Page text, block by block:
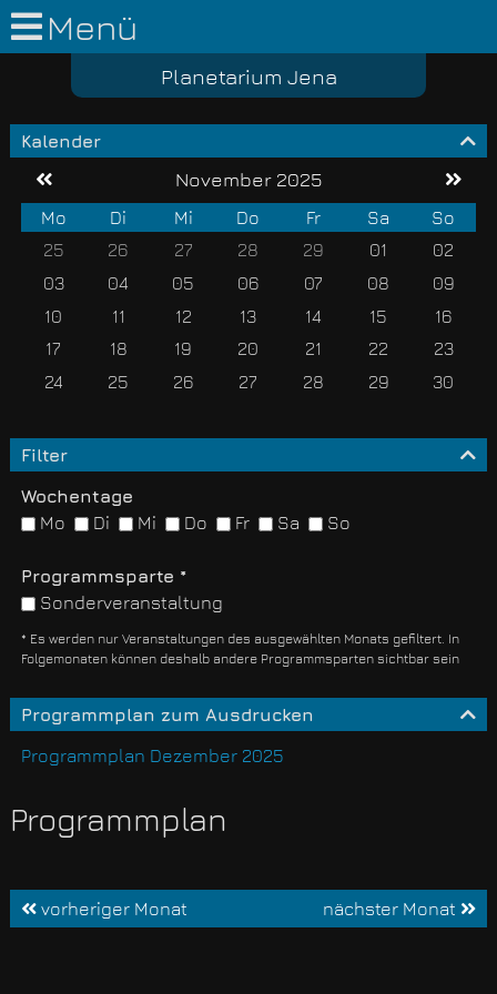
Menü
Planetarium Jena
Kalender
November 2025
Mo Di Mi Do Fr Sa
So
25
26 27 28 29 01
02
03
04 05 06 07 08
09
10
11 12 13 14 15
16
17
18 19 20 21 22
23
24
25 26 27 28 29 30
Filter
Wochentage
Mo
Di Mi Do Fr Sa So
Programmsparte *
Sonderveranstaltung
* Es werden nur Veranstaltungen des ausgewählten Monats gefiltert. In
Folgemonaten können deshalb andere Programmsparten sichtbar sein
Programmplan zum Ausdrucken
Programmplan Dezember 2025
Programmplan
vorheriger Monat nächster Monat